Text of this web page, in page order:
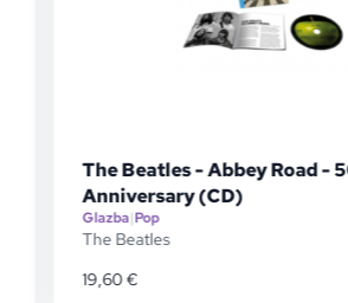
The Beatles - Abbey Road -
Anniversary (CD)
Glazba|Pop
The Beatles
19,60€